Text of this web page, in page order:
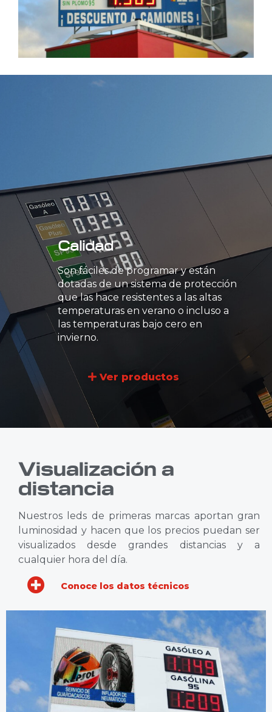
Calidad
Son fáciles de programar y están
dotadas de un sistema de protección
que las hace resistentes a las altas
temperaturas en verano o incluso a
las temperaturas bajo cero en
invierno.
Ver productos
Visualización a
distancia
Nuestros leds de primeras marcas aportan gran
luminosidad y hacen que los precios puedan ser
visualizados desde grandes distancias y a
cualquier hora del día.
Conoce los datos técnicos